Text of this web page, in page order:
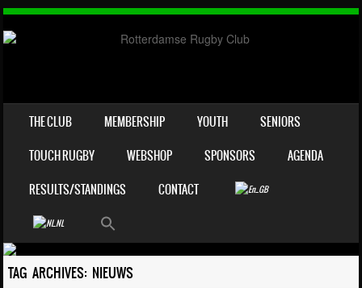
MENU
SKIP TO CONTENT
THE CLUB MEMBERSHIP YOUTH
SENIORS
TOUCH RUGBY
WEBSHOP SPONSORS
AGENDA
RESULTS/STANDINGS
CONTACT
TAG ARCHIVES: NIEUWS